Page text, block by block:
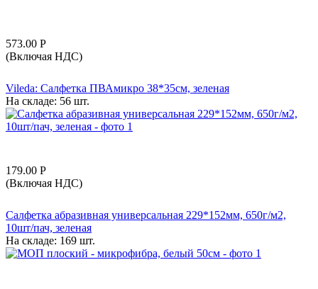
573.00 Р
(Включая НДС)
Vileda: Салфетка ПВАмикро 38*35см, зеленая
На складе: 56 шт.
179.00 Р
(Включая НДС)
Салфетка абразивная универсальная 229*152мм, 650г/м2,
10шт/пач, зеленая
На складе: 169 шт.